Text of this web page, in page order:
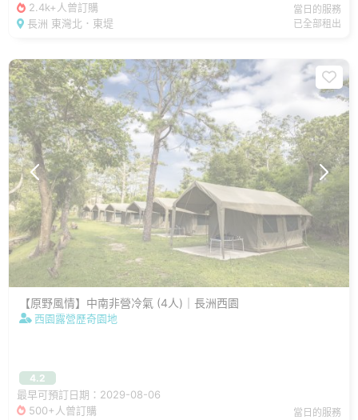
2.4k+人曾訂購
長洲 東灣北．東堤
當日的服務
已全部租出
【原野風情】中南非營冷氣 (4人)｜長洲西園
西園露營歷奇園地
4.2
最早可預訂日期：2029-08-06
500+人曾訂購
當日的服務